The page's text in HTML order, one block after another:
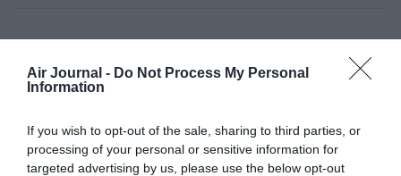
Air Journal - Do Not Process My Personal
Information
If you wish to opt-out of the sale, sharing to third parties, or
processing of your personal or sensitive information for
targeted advertising by us, please use the below opt-out
COMMENTAIRE(S)
La ligne YUL- Alger était la pire ligne pour les PNC.
Nombres de vidéos publiées après ces vols, où une chatte